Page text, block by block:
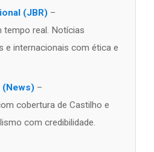
(JBR) –
tempo real. Notícias
e internacionais com ética e
(News) –
cobertura de Castilho e
com credibilidade.